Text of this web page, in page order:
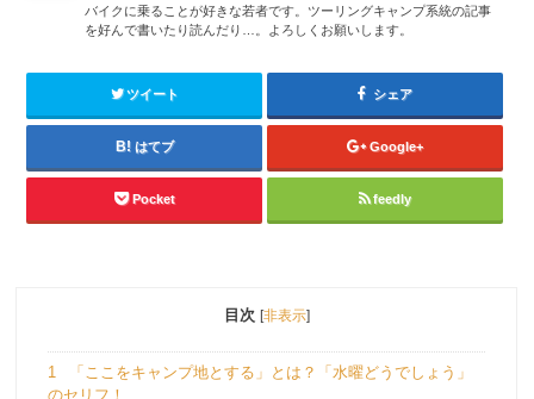
バイクに乗ることが好きな若者です。ツーリングキャンプ系統の記事
を好んで書いたり読んだり…。よろしくお願いします。
ツイート シェア
はてブ Google+
Pocket feedly
目次 [非表示]
1
「ここをキャンプ地とする」とは？「水曜どうでしょう」
のセリフ！